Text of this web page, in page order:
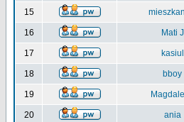
15
16 Mati J
17 kasiul
18 bboy
19
20 ania